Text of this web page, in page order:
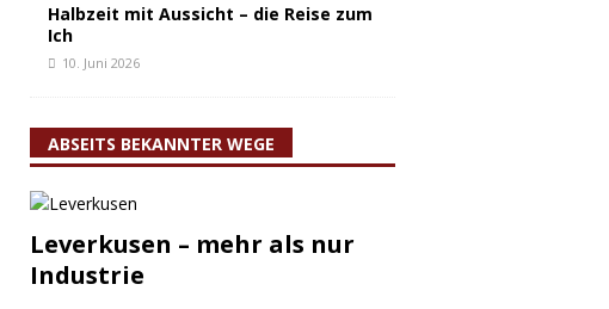
Halbzeit mit Aussicht – die Reise zum
Ich
10. Juni 2026
ABSEITS BEKANNTER WEGE
Leverkusen – mehr als nur
Industrie